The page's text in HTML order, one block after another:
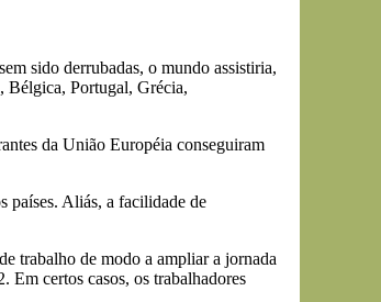
sido derrubadas, o mundo assistiria,
Bélgica, Portugal, Grécia,
da União Européia conseguiram
países. Aliás, a facilidade de
trabalho de modo a ampliar a jornada
Em certos casos, os trabalhadores